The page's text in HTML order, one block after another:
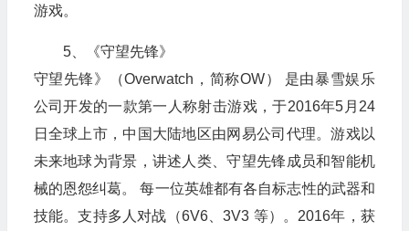
游戏。
5、《守望先锋》
守望先锋》（Overwatch，简称OW） 是由暴雪娱乐
公司开发的一款第一人称射击游戏，于2016年5月24
日全球上市，中国大陆地区由网易公司代理。游戏以
未来地球为背景，讲述人类、守望先锋成员和智能机
械的恩怨纠葛。 每一位英雄都有各自标志性的武器和
技能。支持多人对战（6V6、3V3 等）。2016年，获